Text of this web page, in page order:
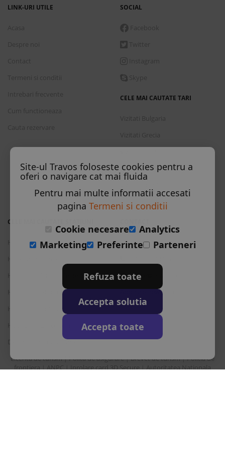
LINK-URI UTILE SOCIAL
CELE MAI CAUTATE TARI
Vizitati Italia
Vizitati Croatia
CELE MAI CAUTATE STATIUNI
Hoteluri in Albena
Hoteluri in Nisipurile de Aur
Hoteluri in Antalya
Destinatii in toata lumea
L-S: 9-18
office@travos.ro
Abonare newsletter
Licenta de turism|Polita de asigurare|Brevet de turism|Politia de
frontiera|ANPC|Inrolare card 3D Secure|Autoritatea Nationala
Site-ul Travos foloseste cookies pentru a
oferi o navigare cat mai fluida
Pentru mai multe informatii accesati
pagina Termeni si conditii
Cookie necesare
Analytics
Marketing
Preferinte Parteneri
Refuza toate
Accepta solutia
Accepta toate